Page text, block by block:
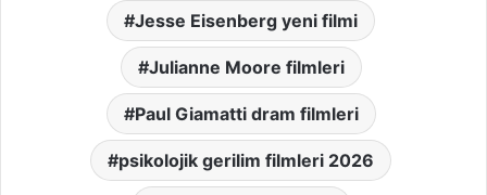
Jesse Eisenberg yeni filmi
Julianne Moore filmleri
Paul Giamatti dram filmleri
psikolojik gerilim filmleri 2026